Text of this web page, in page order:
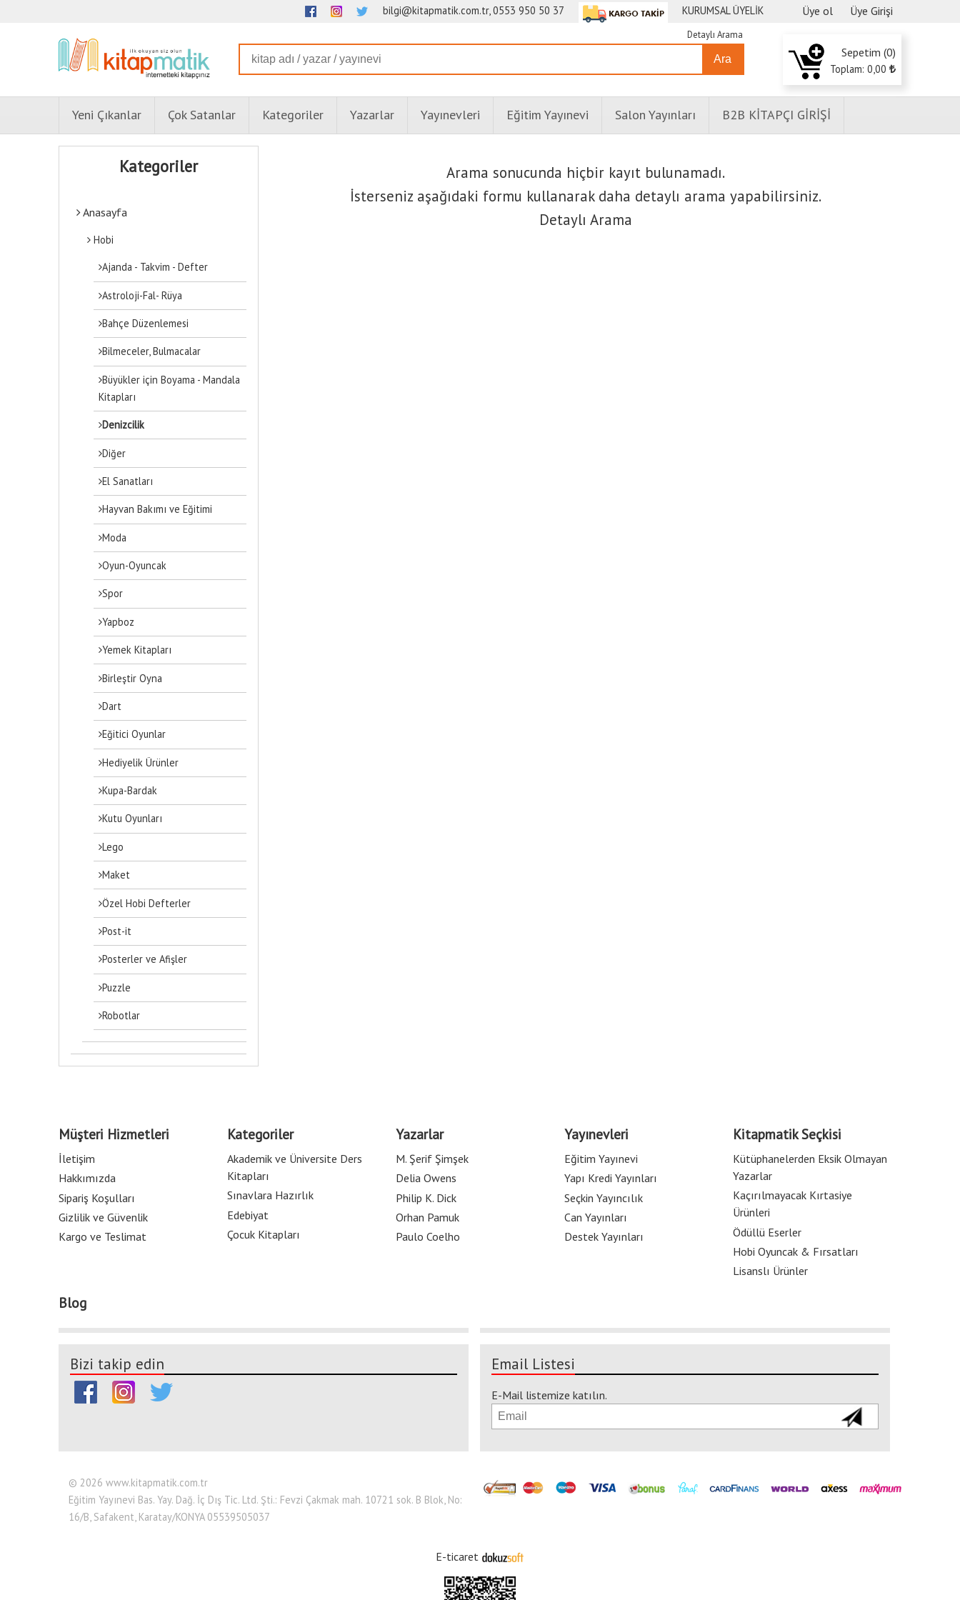
Üye ol Üye Girişi
bilgi@kitapmatik.com.tr, 0553 950 50 37 KURUMSAL ÜYELİK
Ara
Detaylı Arama
Sepetim (0)
Toplam: 0 ,00
Yeni Çıkanlar Çok Satanlar Kategoriler Yazarlar Yayınevleri Eğitim Yayınevi Salon Yayınları B2B KİTAPÇI GİRİŞİ
Kategoriler
Anasayfa
Hobi
Ajanda - Takvim - Defter
Astroloji-Fal- Rüya
Bahçe Düzenlemesi
Bilmeceler, Bulmacalar
Büyükler için Boyama - Mandala
Kitapları
Denizcilik
Diğer
El Sanatları
Hayvan Bakımı ve Eğitimi
Moda
Oyun-Oyuncak
Spor
Yapboz
Yemek Kitapları
Birleştir Oyna
Dart
Eğitici Oyunlar
Hediyelik Ürünler
Kupa-Bardak
Kutu Oyunları
Lego
Maket
Özel Hobi Defterler
Post-it
Posterler ve Afişler
Puzzle
Robotlar
Arama sonucunda hiçbir kayıt bulunamadı.
İsterseniz aşağıdaki formu kullanarak daha detaylı arama yapabilirsiniz.
Detaylı Arama
Müşteri Hizmetleri
İletişim
Hakkımızda
Sipariş Koşulları
Gizlilik ve Güvenlik
Kargo ve Teslimat
Kategoriler
Akademik ve Üniversite Ders
Kitapları
Sınavlara Hazırlık
Edebiyat
Çocuk Kitapları
Yazarlar
M. Şerif Şimşek
Delia Owens
Philip K. Dick
Orhan Pamuk
Paulo Coelho
Yayınevleri
Eğitim Yayınevi
Yapı Kredi Yayınları
Seçkin Yayıncılık
Can Yayınları
Destek Yayınları
Kitapmatik Seçkisi
Kütüphanelerden Eksik Olmayan
Yazarlar
Kaçırılmayacak Kırtasiye
Ürünleri
Ödüllü Eserler
Hobi Oyuncak & Fırsatları
Lisanslı Ürünler
Blog
Bizi takip edin Email Listesi
E-Mail listemize katılın.
© 2026 www.kitapmatik.com.tr
Eğitim Yayınevi Bas. Yay. Dağ. İç Dış Tic. Ltd. Şti.: Fevzi Çakmak mah. 10721 sok. B Blok, No:
16/B, Safakent, Karatay/KONYA 05539505037
E-ticaret